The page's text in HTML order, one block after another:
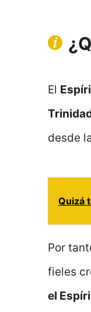
El
desde
Quizá
Por
fieles
el